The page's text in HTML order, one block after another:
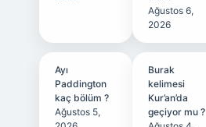
Ağustos 6,
2026
Ayı
Paddington
kaç bölüm ?
Ağustos 5,
Burak
kelimesi
Kur’an’da
geçiyor mu ?